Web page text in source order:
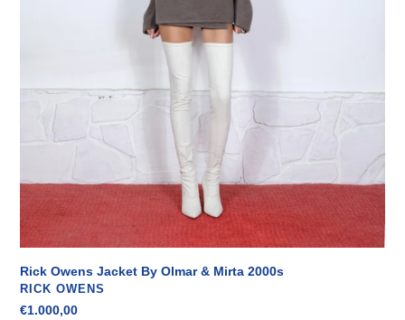
Rick Owens Jacket By Olmar & Mirta 2000s
VENDITORE
RICK OWENS
Prezzo
€1.000,00